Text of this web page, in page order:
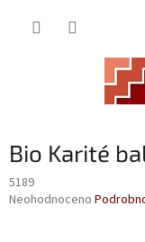
Bio Karité
5189
Průměrné
Neohodnoceno